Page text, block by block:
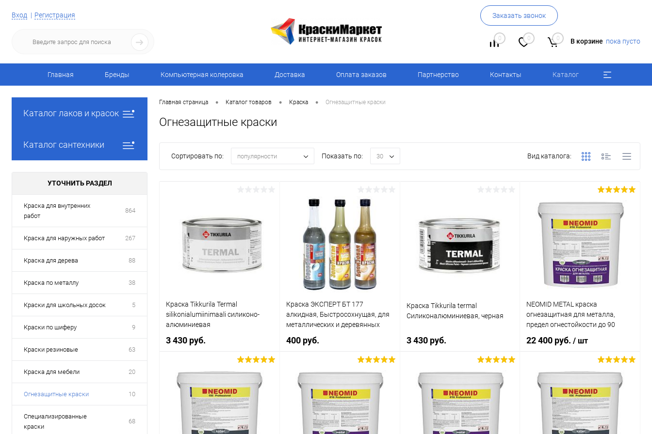
Вход Регистрация Заказать звонок
0 0 0 В корзине пока пусто
Главная Бренды Компьютерная колеровка Доставка Оплата заказов Партнерство Контакты Каталог
Каталог лаков и красок
Каталог сантехники
УТОЧНИТЬ РАЗДЕЛ
Краска для внутренних
работ
864
Краска для наружных работ 267
Краска для дерева 88
Краска по металлу 38
Краски для школьных досок 5
Краски по шиферу 9
Краски резиновые 63
Краска для мебели 20
Огнезащитные краски 10
Специализированные
краски
68
Главная страница • Каталог товаров • Краска • Огнезащитные краски
Огнезащитные краски
Сортировать по: популярности Показать по: 30 Вид каталога:
Краска Tikkurila Termal
silikonialumiinimaali силиконо-
алюминиевая
3 430 руб.
Купить в 1 клик Сравнение
В избранное В наличии
Краска ЭКСПЕРТ БТ 177
алкидная, Быстросохнущая, для
металлических и деревянных
поверхностей
400 руб.
Купить в 1 клик Сравнение
В избранное В наличии
Краска Tikkurila termal
Силиконалюминиевая, черная
3 430 руб.
Купить в 1 клик Сравнение
В избранное В наличии
NEOMID METAL краска
огнезащитная для металла,
предел огнестойкости до 90
минут, белая (25кг)
22 400 руб./ шт
Купить в 1 клик Сравнение
В избранное В наличии